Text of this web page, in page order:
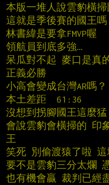
本版一堆人說雲豹橫
這就是季後賽的國王嗎
林書緯是要拿FMVP喔
領航員到底多強…
呆瓜對不起 麥口是真
正義必勝
小高會變成台灣AR嗎？
本土差距  61:36
沒想到拐腳國王這麼猛
會說雲豹會橫掃的 印
王
笑死 別偷渡猿了啦 這
要不是雲豹三分太爛
也有機會贏 裁判已經